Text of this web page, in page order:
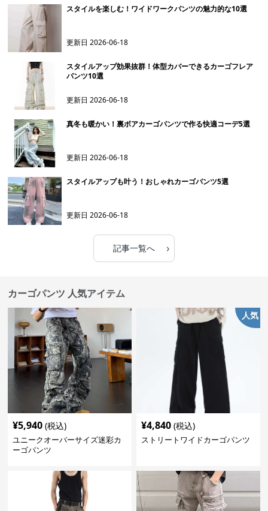
スタイルを楽しむ！ワイドワークパンツの魅力的な10選
更新日2026-06-18
スタイルアップ効果抜群！体型カバーできるカーゴフレア
パンツ10選
更新日2026-06-18
真冬も暖かい！裏ボアカーゴパンツで作る快適コーデ5選
更新日2026-06-18
スタイルアップも叶う！おしゃれカーゴパンツ5選
更新日2026-06-18
記事一覧へ ›
カーゴパンツ 人気アイテム
¥5,940 (税込)
ユニークオーバーサイズ迷彩カ
ーゴパンツ
人気
¥4,840 (税込)
ストリートワイドカーゴパンツ